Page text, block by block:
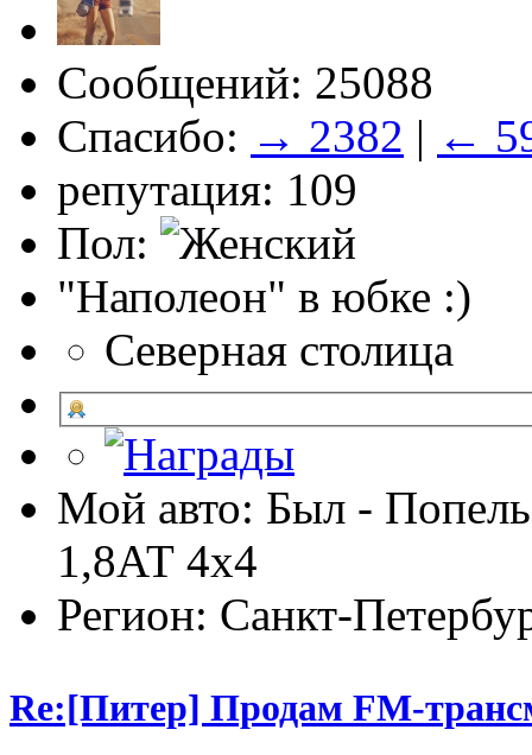
Сообщений: 25088
Спасибо: → 2382 | ←
репутация: 109
Пол:
"Наполеон" в юбке :)
Северная столица
Мой авто: Был -
1,8АТ 4х4
Регион: Санкт-
Re:[Питер] Продам FM-